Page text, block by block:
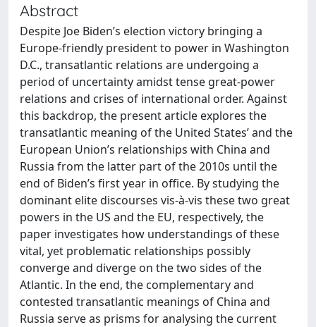
Abstract
Despite Joe Biden’s election victory bringing a
Europe-friendly president to power in Washington
D.C., transatlantic relations are undergoing a
period of uncertainty amidst tense great-power
relations and crises of international order. Against
this backdrop, the present article explores the
transatlantic meaning of the United States’ and the
European Union’s relationships with China and
Russia from the latter part of the 2010s until the
end of Biden’s first year in office. By studying the
dominant elite discourses vis-à-vis these two great
powers in the US and the EU, respectively, the
paper investigates how understandings of these
vital, yet problematic relationships possibly
converge and diverge on the two sides of the
Atlantic. In the end, the complementary and
contested transatlantic meanings of China and
Russia serve as prisms for analysing the current